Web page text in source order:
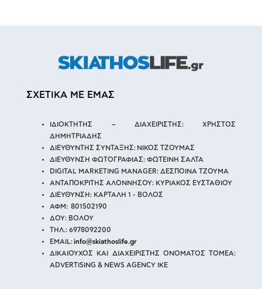
ΣΧΕΤΙΚΑ ΜΕ ΕΜΑΣ
ΙΔΙΟΚΤΗΤΗΣ – ΔΙΑΧΕΙΡΙΣΤΗΣ: ΧΡΗΣΤΟΣ
ΔΗΜΗΤΡΙΑΔΗΣ
ΔΙΕΥΘΥΝΤΗΣ ΣΥΝΤΑΞΗΣ: ΝΙΚΟΣ ΤΖΟΥΜΑΣ
ΔΙΕΥΘΥΝΣΗ ΦΩΤΟΓΡΑΦΙΑΣ: ΦΩΤΕΙΝΗ ΣΑΛΤΑ
DIGITAL MARKETING MANAGER: ΔΕΣΠΟΙΝΑ ΤΖΟΥΜΑ
ΑΝΤΑΠΟΚΡΙΤΗΣ ΑΛΟΝΝΗΣΟΥ: ΚΥΡΙΑΚΟΣ ΕΥΣΤΑΘΙΟΥ
ΔΙΕΥΘΥΝΣΗ: ΚΑΡΤΑΛΗ 1 - ΒΟΛΟΣ
ΑΦΜ: 801502190
ΔΟΥ: ΒΟΛΟΥ
ΤΗΛ.: 6978092200
EMAIL:info@skiathoslife.gr
ΔΙΚΑΙΟΥΧΟΣ ΚΑΙ ΔΙΑΧΕΙΡΙΣΤΗΣ ΟΝΟΜΑΤΟΣ ΤΟΜΕΑ:
ADVERTISING & NEWS AGENCY IKE